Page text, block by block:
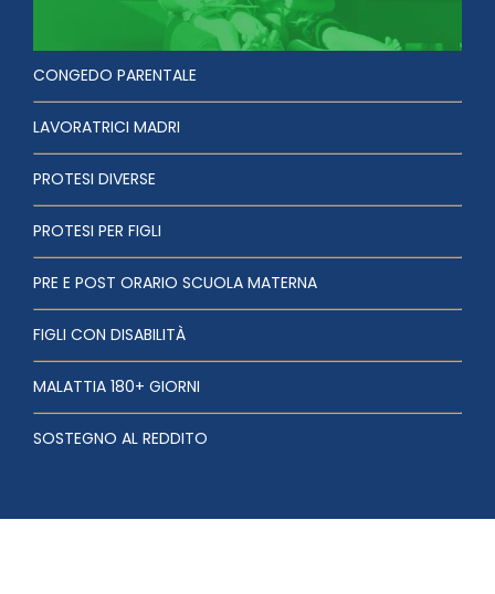
CONGEDO PARENTALE
LAVORATRICI MADRI
PROTESI DIVERSE
PROTESI PER FIGLI
PRE E POST ORARIO SCUOLA MATERNA
FIGLI CON DISABILITÀ
MALATTIA 180+ GIORNI
SOSTEGNO AL REDDITO